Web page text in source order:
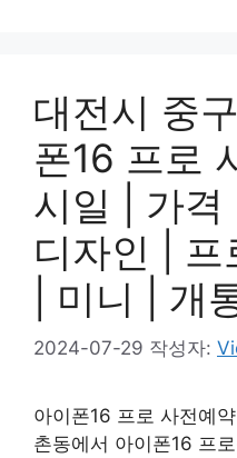
대전시 중
폰16 프로
시일 | 가격
디자인 |
| 미니 | 개
2024-07-29 작성자:
아이폰16 프로 사전예
촌동에서 아이폰16 프